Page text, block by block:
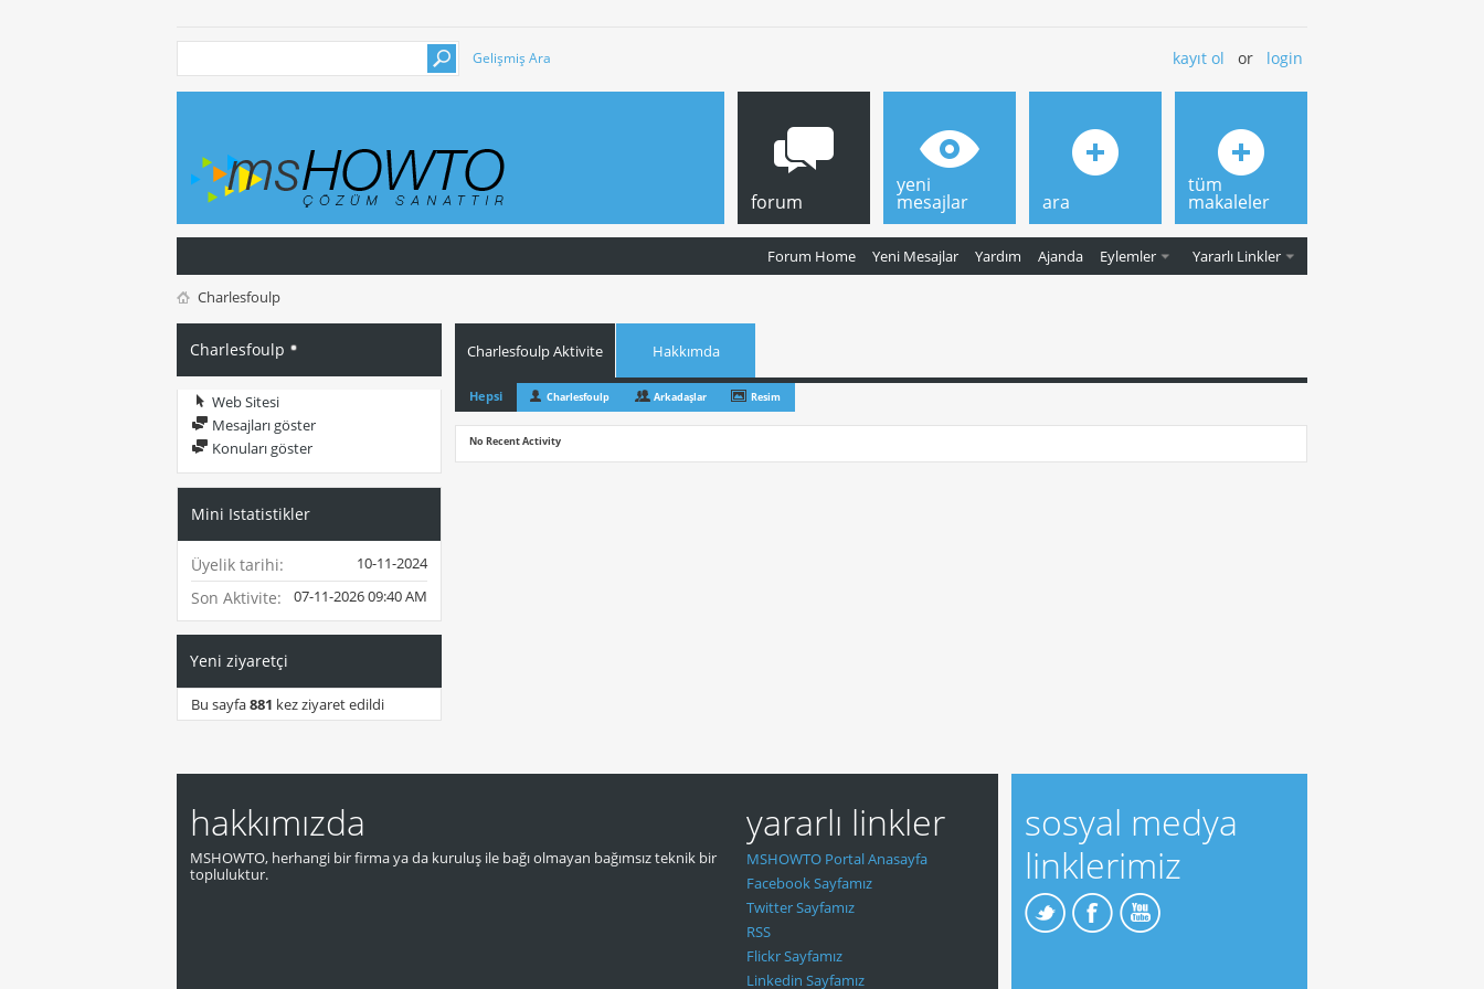
Gelişmiş Ara kayıt ol or login
forum
Forum Home Yeni Mesajlar Yardım Ajanda Eylemler Yararlı Linkler
yeni
mesajlar ara
tüm
makaleler
Charlesfoulp
Charlesfoulp
Web Sitesi
Mesajları göster
Konuları göster
Mini Istatistikler
Üyelik tarihi 10-11-2024
Son Aktivite 07-11-202609:40 AM
Yeni ziyaretçi
Bu sayfa881 kez ziyaret edildi
Charlesfoulp Aktivite Hakkımda
Hepsi Charlesfoulp Arkadaşlar Resim
No Recent Activity
hakkımızda
MSHOWTO, herhangi bir firma ya da kuruluş ile bağı olmayan bağımsız teknik bir
topluluktur.
yararlı linkler
MSHOWTO Portal Anasayfa
Facebook Sayfamız
Twitter Sayfamız
RSS
Flickr Sayfamız
Linkedin Sayfamız
sosyal medya
linklerimiz